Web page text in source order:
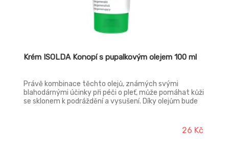
Krém ISOLDA Konopí s pupalkovým olejem 100 ml
Právě kombinace těchto olejů, známých svými
blahodárnými účinky při péči o pleť, může pomáhat kůži
se sklonem k podráždění a vysušení. Díky olejům bude
naopak, suchých rukou. Příjemný pocit je umocněn26 Kč